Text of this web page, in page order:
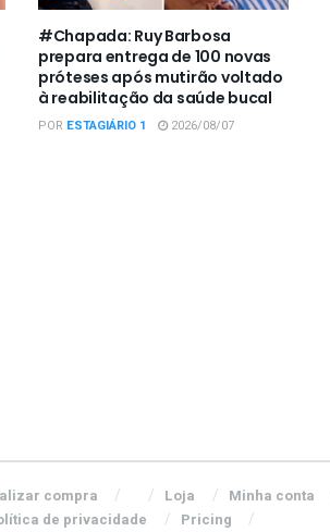
#Chapada: Ruy Barbosa
prepara entrega de 100 novas
próteses após mutirão voltado
à reabilitação da saúde bucal
POR ESTAGIÁRIO 1 2026/08/07
compra Loja
Minha conta
de privacidade Pricing